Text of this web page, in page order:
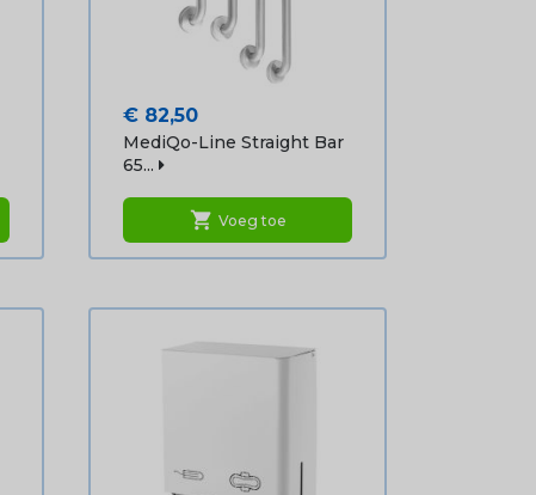
Prijs
€ 82,50
MediQo-Line Straight Bar
65...
shopping_cart Voeg toe